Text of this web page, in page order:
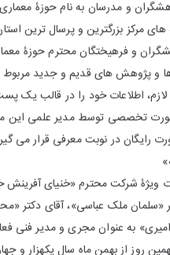
و مدرسان به نام حوزۀ
مرکز بزرگترین و پرسال ترین
و فرهیختگان محترم حوزۀ
و پژوهش های قدیم و جدید
اطلاعات خود را در قالب یک
تخصصی توسط مدیر علمی این
رایگان در نوبت معرفی قرار می
ویژۀ شرکت محترم «خنیای
«سلمان ملک عباسی»، آقای
به عنوان مجری و مدیر فنی
روز از بهمن ماه سال یکهزار و